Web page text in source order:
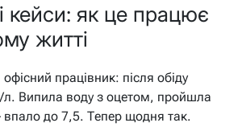
кейси: як це працює
житті
працівник: після обіду
Випила воду з оцетом, пройшла
впало до 7,5. Тепер щодня так.